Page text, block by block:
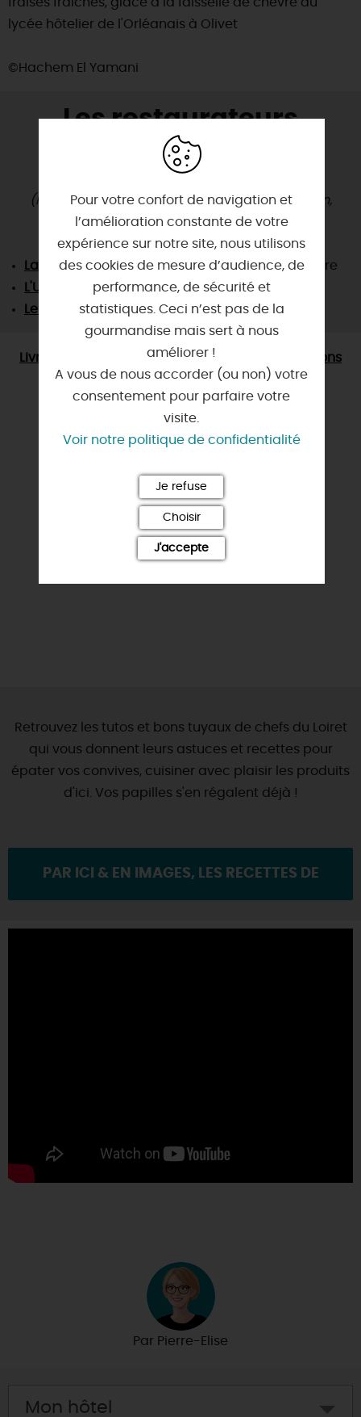
lycée hôtelier de l'Orléanais à Olivet
©Hachem El Yamani
Les restaurateurs
partenaires du Menu
Signature Loiret
(le menu étant composé de produits de saison,
renseignez-vous auprès des restaurants)
La Brasserie de l'Europeà Châteauneuf-sur-Loire
L'Uni Verre Selleà La Selle-sur-le-Bied
Le Cabinet vertà Orléans
Livre de Recettes des Menus Signature, Collections
Automne-Hiver & Printemps-Été
Retrouvez les tutos et bons tuyaux de chefs du Loiret
qui vous donnent leurs astuces et recettes pour
épater vos convives, cuisiner avec plaisir les produits
d'ici. Vos papilles s'en régalent déjà !
PAR ICI & EN IMAGES, LES RECETTES DE
CHEFS DU LOIRET !
Par Pierre-Elise
Mon hôtel
Pour votre confort de navigation et
l’amélioration constante de votre
expérience sur notre site, nous utilisons
des cookies de mesure d’audience, de
performance, de sécurité et
statistiques. Ceci n’est pas de la
gourmandise mais sert à nous
améliorer !
A vous de nous accorder (ou non) votre
consentement pour parfaire votre
visite.
Voir notre politique de confidentialité
Je refuse
Choisir
J'accepte